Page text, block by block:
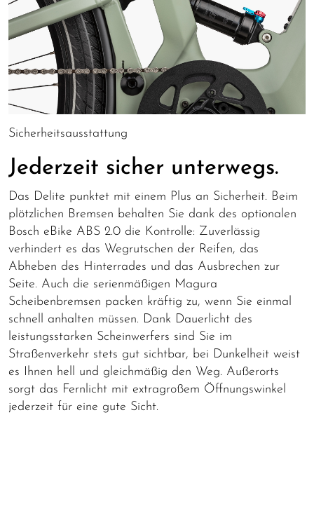
Sicherheitsausstattung
Jederzeit sicher unterwegs.
Das Delite punktet mit einem Plus an Sicherheit. Beim
plötzlichen Bremsen behalten Sie dank des optionalen
Bosch eBike ABS 2.0 die Kontrolle: Zuverlässig
verhindert es das Wegrutschen der Reifen, das
Abheben des Hinterrades und das Ausbrechen zur
Seite. Auch die serienmäßigen Magura
Scheibenbremsen packen kräftig zu, wenn Sie einmal
schnell anhalten müssen. Dank Dauerlicht des
leistungsstarken Scheinwerfers sind Sie im
Straßenverkehr stets gut sichtbar, bei Dunkelheit weist
es Ihnen hell und gleichmäßig den Weg. Außerorts
sorgt das Fernlicht mit extragroßem Öffnungswinkel
jederzeit für eine gute Sicht.